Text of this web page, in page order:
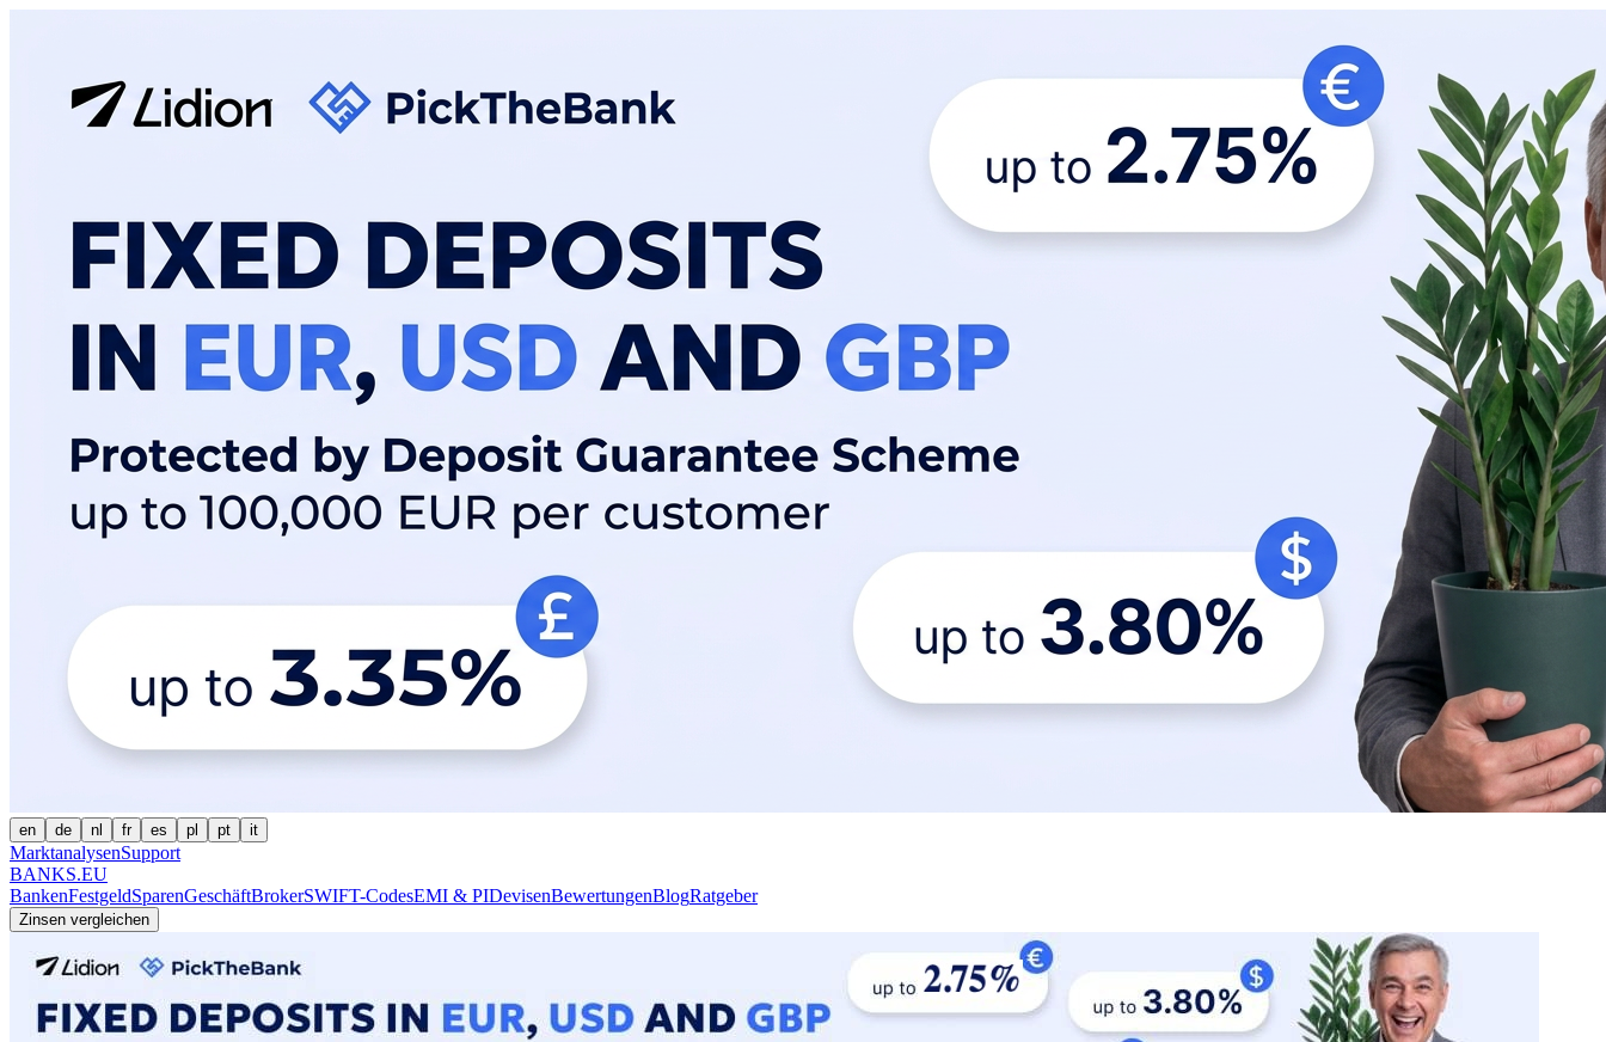
en de nl fr es pl pt it
MarktanalysenSupport
BANKS.EU
BankenFestgeldSparenGeschäftBrokerSWIFT-CodesEMI & PIDevisenBewertungenBlogRatgeber
Zinsen vergleichen